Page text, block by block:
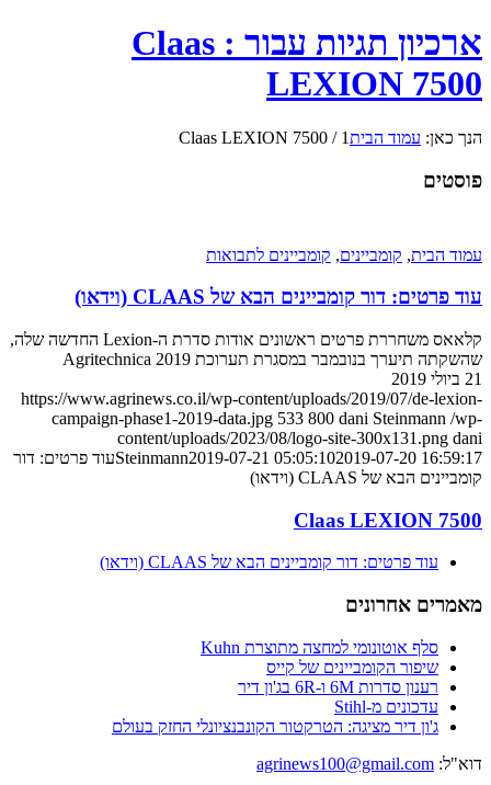
ארכיון תגיות עבור : Claas
LEXION 7500
הנך כאן: עמוד הבית1
/
Claas LEXION 7500
פוסטים
עמוד הבית, קומביינים, קומביינים לתבואות
עוד פרטים: דור קומביינים הבא של CLAAS (וידאו)
קלאאס משחררת פרטים ראשונים אודות סדרת ה-Lexion החדשה שלה,
שהשקתה תיערך בנובמבר במסגרת תערוכת Agritechnica 2019
21 ביולי 2019
https://www.agrinews.co.il/wp-content/uploads/2019/07/de-lexion-
campaign-phase1-2019-data.jpg 533 800 dani Steinmann /wp-
content/uploads/2023/08/logo-site-300x131.png dani
Steinmann2019-07-21 05:05:102019-07-20 16:59:17
עוד פרטים: דור
קומביינים הבא של CLAAS (וידאו)
Claas LEXION 7500
עוד פרטים: דור קומביינים הבא של CLAAS (וידאו)
מאמרים אחרונים
סלף אוטונומי למחצה מתוצרת Kuhn
שיפור הקומביינים של קייס
רענון סדרות 6M ו-6R בג'ון דיר
עדכונים מ-Stihl
ג'ון דיר מציגה: הטרקטור הקונבנציונלי החזק בעולם
דוא"ל: agrinews100@gmail.com